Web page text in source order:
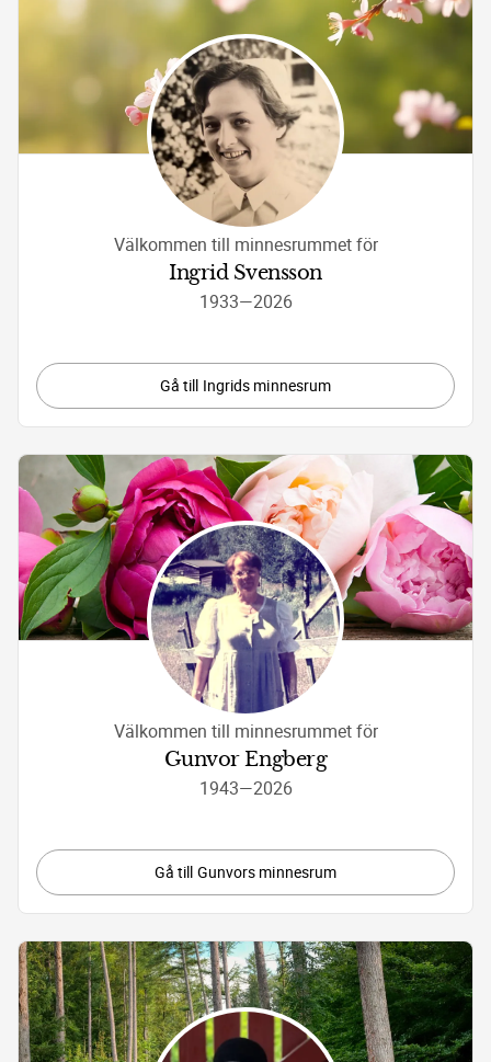
Välkommen till minnesrummet för
Ingrid Svensson
1933—2026
Gå till Ingrids minnesrum
Välkommen till minnesrummet för
Gunvor Engberg
1943—2026
Gå till Gunvors minnesrum